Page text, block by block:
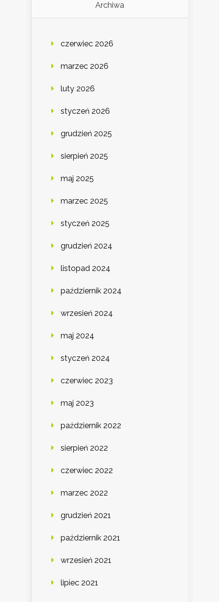
Archiwa
czerwiec 2026
marzec 2026
luty 2026
styczeń 2026
grudzień 2025
sierpień 2025
maj 2025
marzec 2025
styczeń 2025
grudzień 2024
listopad 2024
październik 2024
wrzesień 2024
maj 2024
styczeń 2024
czerwiec 2023
maj 2023
październik 2022
sierpień 2022
czerwiec 2022
marzec 2022
grudzień 2021
październik 2021
wrzesień 2021
lipiec 2021